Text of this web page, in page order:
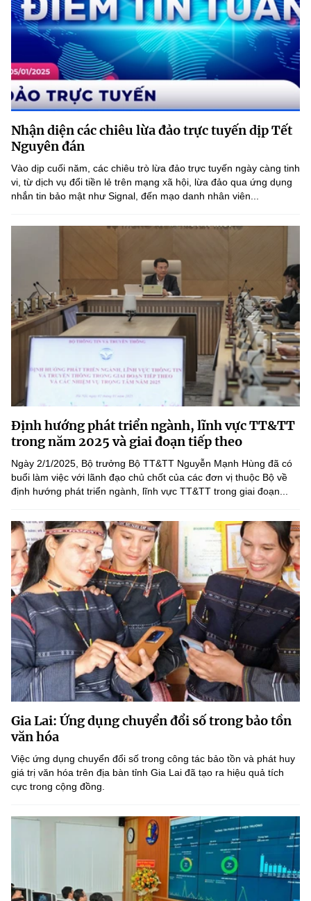
Nhận diện các chiêu lừa đảo trực tuyến dịp Tết
Nguyên đán
Vào dịp cuối năm, các chiêu trò lừa đảo trực tuyến ngày càng tinh
vi, từ dịch vụ đổi tiền lẻ trên mạng xã hội, lừa đảo qua ứng dụng
nhắn tin bảo mật như Signal, đến mạo danh nhân viên...
Định hướng phát triển ngành, lĩnh vực TT&TT
trong năm 2025 và giai đoạn tiếp theo
Ngày 2/1/2025, Bộ trưởng Bộ TT&TT Nguyễn Mạnh Hùng đã có
buổi làm việc với lãnh đạo chủ chốt của các đơn vị thuộc Bộ về
định hướng phát triển ngành, lĩnh vực TT&TT trong giai đoạn...
Gia Lai: Ứng dụng chuyển đổi số trong bảo tồn
văn hóa
Việc ứng dụng chuyển đổi số trong công tác bảo tồn và phát huy
giá trị văn hóa trên địa bàn tỉnh Gia Lai đã tạo ra hiệu quả tích
cực trong cộng đồng.